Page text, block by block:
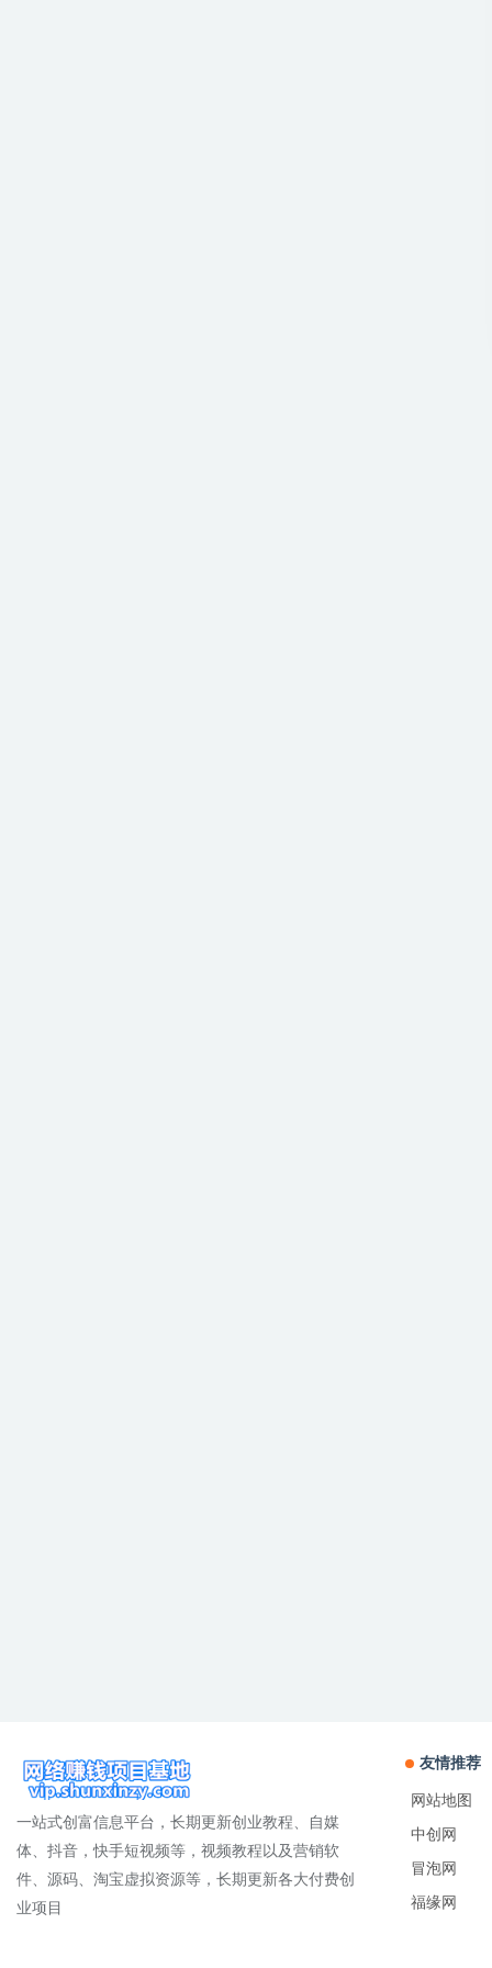
一站式创富信息平台，长期更新创业教程、自媒
体、抖音，快手短视频等，视频教程以及营销软
件、源码、淘宝虚拟资源等，长期更新各大付费创
业项目
友情推荐
网站地图
中创网
冒泡网
福缘网